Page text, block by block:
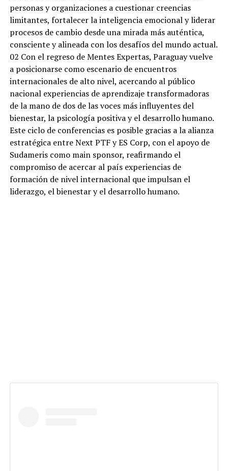
personas y organizaciones a cuestionar creencias
limitantes, fortalecer la inteligencia emocional y liderar
procesos de cambio desde una mirada más auténtica,
consciente y alineada con los desafíos del mundo actual.
02 Con el regreso de Mentes Expertas, Paraguay vuelve
a posicionarse como escenario de encuentros
internacionales de alto nivel, acercando al público
nacional experiencias de aprendizaje transformadoras
de la mano de dos de las voces más influyentes del
bienestar, la psicología positiva y el desarrollo humano.
Este ciclo de conferencias es posible gracias a la alianza
estratégica entre Next PTF y ES Corp, con el apoyo de
Sudameris como main sponsor, reafirmando el
compromiso de acercar al país experiencias de
formación de nivel internacional que impulsan el
liderazgo, el bienestar y el desarrollo humano.